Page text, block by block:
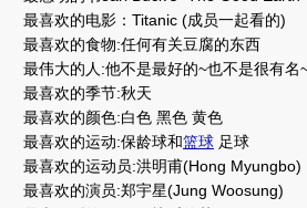
最喜欢的电影：Titanic (成员一起看的)
最喜欢的食物:任何有关豆腐的东西
最伟大的人:他不是最好的~也不是很有名
最喜欢的季节:秋天
最喜欢的颜色:白色 黑色 黄色
最喜欢的运动:保龄球和篮球 足球
最喜欢的运动员:洪明甫(Hong Myungbo)
最喜欢的演员:郑宇星(Jung Woosung)